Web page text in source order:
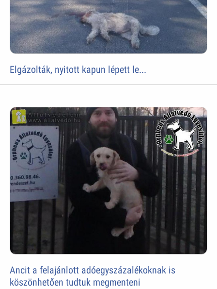
Elgázolták, nyitott kapun lépett le...
Ancit a felajánlott adóegyszázalékoknak is
köszönhetően tudtuk megmenteni